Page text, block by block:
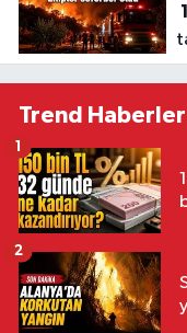
Trend Haberler
1
2